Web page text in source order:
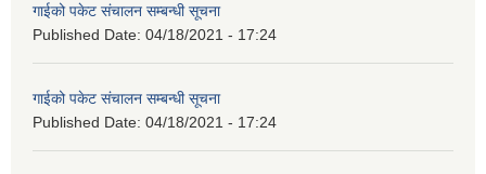
गाईको पकेट संचालन सम्बन्धी सूचना
Published Date: 04/18/2021 - 17:24
गाईको पकेट संचालन सम्बन्धी सूचना
Published Date: 04/18/2021 - 17:24